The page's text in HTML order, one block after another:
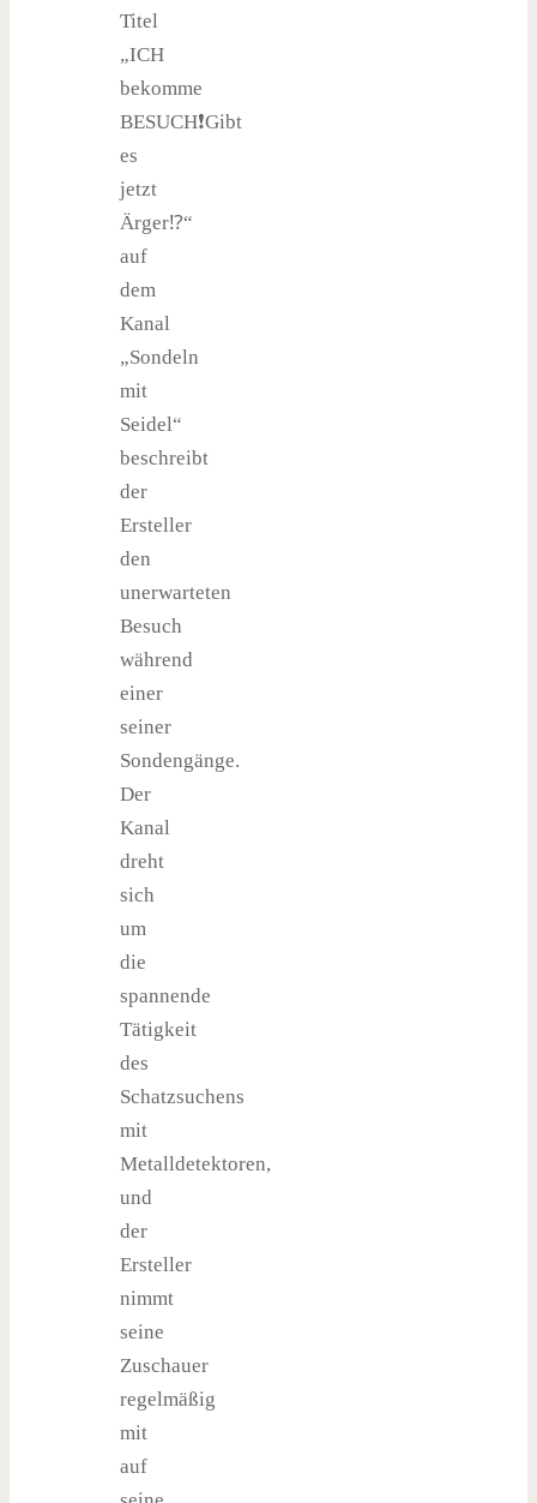
Titel
„ICH
bekomme
BESUCH❗️Gibt
es
jetzt
Ärger⁉️“
auf
dem
Kanal
„Sondeln
mit
Seidel“
beschreibt
der
Ersteller
den
unerwarteten
Besuch
während
einer
seiner
Sondengänge.
Der
Kanal
dreht
sich
um
die
spannende
Tätigkeit
des
Schatzsuchens
mit
Metalldetektoren,
und
der
Ersteller
nimmt
seine
Zuschauer
regelmäßig
mit
auf